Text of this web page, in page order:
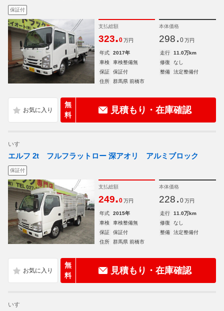
保証付
支払総額
323.0 万円
本体価格
298. 0 万円
年式 2017年 走行
11.0万km
車検
車検整備無 修復
なし
保証
保証付 整備
法定整備付
住所
群馬県 前橋市
無
料
見積もり・在庫確認
いすゞ
エルフ 2t フルフラットロー 深アオリ アルミブロック
保証付
支払総額
249.0 万円
本体価格
228. 0 万円
年式 2015年 走行
11.0万km
車検
車検整備無 修復
なし
保証
保証付 整備
法定整備付
住所
群馬県 前橋市
無
料
見積もり・在庫確認
いすゞ